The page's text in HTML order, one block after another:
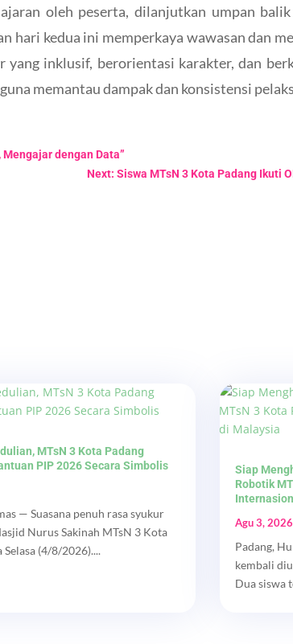
oleh peserta, dilanjutkan umpan
hari kedua ini memperkaya wawasan dan
inklusif, berorientasi karakter, dan
memantau dampak dan konsistensi
dengan Data”
Next: Siswa MTsN 3 Kota Padang Ikuti
MTsN 3 Kota Padang
PIP 2026 Secara Simbolis
— Suasana penuh rasa syukur
Nurus Sakinah MTsN 3 Kota
Selasa (4/8/2026)....
Siap
Robotik
Agu 3, 2026
Padang,
kembali
Dua siswa